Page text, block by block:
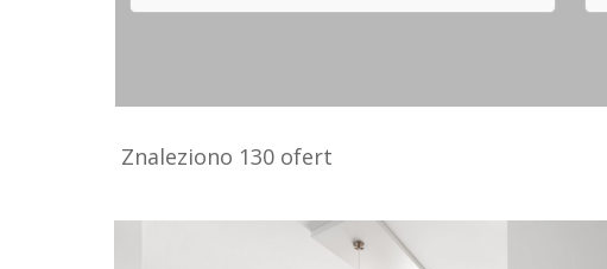
Znaleziono 130 ofert